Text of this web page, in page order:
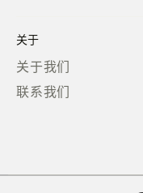
关于
关于我们
联系我们